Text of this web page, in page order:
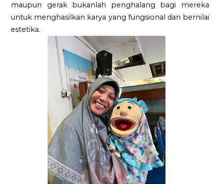
maupun gerak bukanlah penghalang bagi mereka
untuk menghasilkan karya yang fungsional dan bernilai
estetika.